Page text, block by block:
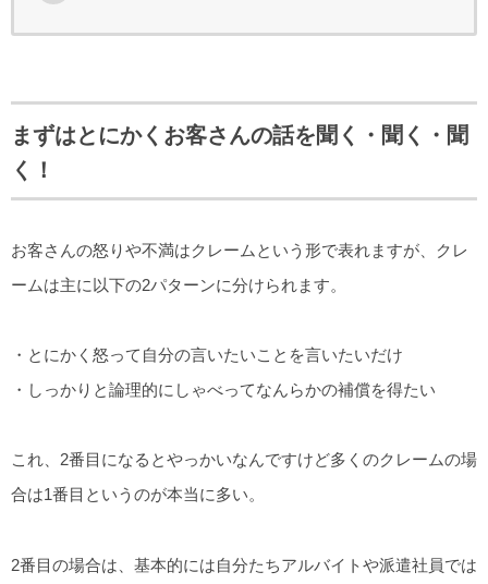
まずはとにかくお客さんの話を聞く・聞く・聞
く！
お客さんの怒りや不満はクレームという形で表れますが、クレ
ームは主に以下の2パターンに分けられます。
・とにかく怒って自分の言いたいことを言いたいだけ
・しっかりと論理的にしゃべってなんらかの補償を得たい
これ、2番目になるとやっかいなんですけど多くのクレームの場
合は1番目というのが本当に多い。
2番目の場合は、基本的には自分たちアルバイトや派遣社員では